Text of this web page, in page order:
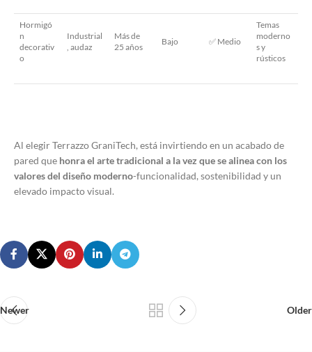
Hormigó
n
decorativ
o
Industrial
, audaz
Más de
25 años
Bajo ✅ Medio
Temas
moderno
s y
rústicos
Al elegir Terrazzo GraniTech, está invirtiendo en un acabado de
pared que honra el arte tradicional a la vez que se alinea con los
valores del diseño moderno-funcionalidad, sostenibilidad y un
elevado impacto visual.
Newer Older